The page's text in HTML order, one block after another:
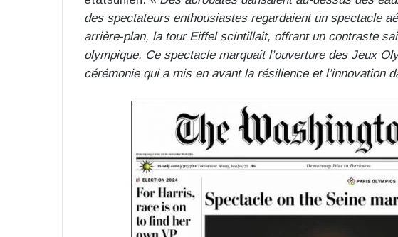
des spectateurs enthousiastes regardaient un spectacle
arrière-plan, la tour Eiffel scintillait, offrant un contraste
olympique. Ce spectacle marquait l’ouverture des Jeux
cérémonie qui a mis en avant la résilience et l’innovation